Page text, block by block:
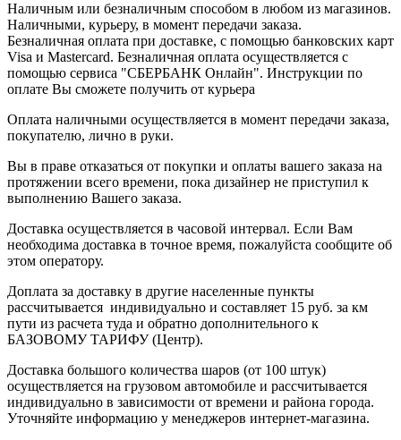
Наличным или безналичным способом в любом из магазинов.
Наличными, курьеру, в момент передачи заказа.
Безналичная оплата при доставке, с помощью банковских карт
Visa и Mastercard. Безналичная оплата осуществляется с
помощью сервиса "СБЕРБАНК Онлайн". Инструкции по
оплате Вы сможете получить от курьера
Оплата наличными осуществляется в момент передачи заказа,
покупателю, лично в руки.
Вы в праве отказаться от покупки и оплаты вашего заказа на
протяжении всего времени, пока дизайнер не приступил к
выполнению Вашего заказа.
Доставка осуществляется в часовой интервал. Если Вам
необходима доставка в точное время, пожалуйста сообщите об
этом оператору.
Доплата за доставку в другие населенные пункты
рассчитывается индивидуально и составляет 15 руб. за км
пути из расчета туда и обратно дополнительного к
БАЗОВОМУ ТАРИФУ (Центр).
Доставка большого количества шаров (от 100 штук)
осуществляется на грузовом автомобиле и рассчитывается
индивидуально в зависимости от времени и района города.
Уточняйте информацию у менеджеров интернет-магазина.